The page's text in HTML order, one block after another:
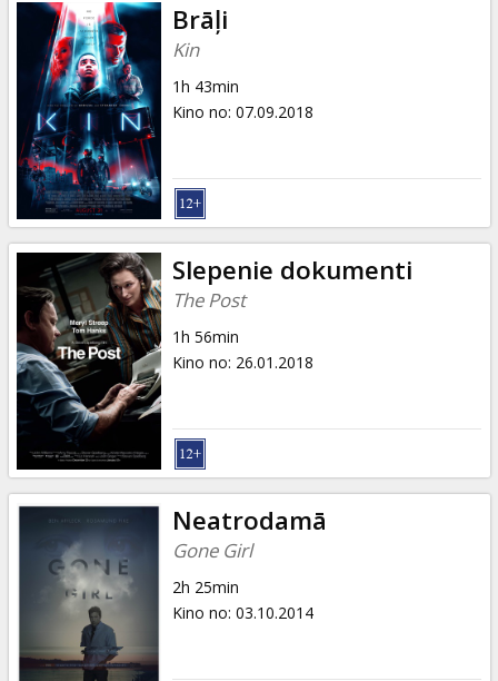
Brāļi
Kin
1h 43min
Kino no: 07.09.2018
Slepenie dokumenti
The Post
1h 56min
Kino no: 26.01.2018
Neatrodamā
Gone Girl
2h 25min
Kino no: 03.10.2014